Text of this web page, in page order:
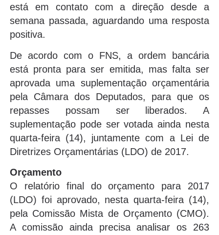
está em contato com a direção desde a
semana passada, aguardando uma resposta
positiva.
De acordo com o FNS, a ordem bancária
está pronta para ser emitida, mas falta ser
aprovada uma suplementação orçamentária
pela Câmara dos Deputados, para que os
repasses possam ser liberados. A
suplementação pode ser votada ainda nesta
quarta-feira (14), juntamente com a Lei de
Diretrizes Orçamentárias (LDO) de 2017.
Orçamento
O relatório final do orçamento para 2017
(LDO) foi aprovado, nesta quarta-feira (14),
pela Comissão Mista de Orçamento (CMO).
A comissão ainda precisa analisar os 263